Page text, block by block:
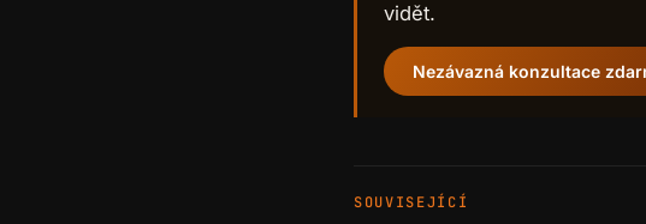
vidět.
Nezávazná konzultace
SOUVISEJÍCÍ